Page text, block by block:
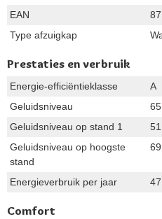
EAN
Type afzuigkap
Prestaties en verbruik
Energie-efficiëntieklasse
A
Geluidsniveau
Geluidsniveau op stand 1
Geluidsniveau op hoogste
stand
Energieverbruik per jaar
Comfort